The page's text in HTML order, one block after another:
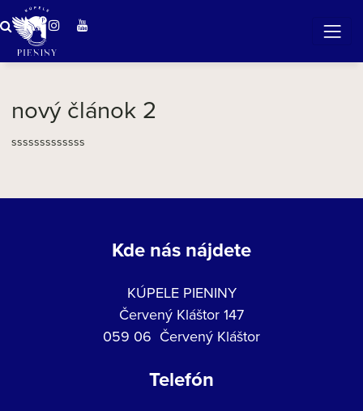
nový článok 2
sssssssssssss
Kde nás nájdete
KÚPELE PIENINY
Červený Kláštor 147
059 06 Červený Kláštor
Telefón